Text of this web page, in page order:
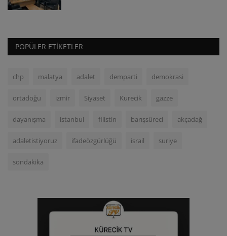
POPÜLER ETIKETLER
chp malatya adalet demparti demokrasi
ortadoğu izmir Siyaset Kurecik gazze
dayanışma istanbul filistin barışsüreci akçadağ
adaletistiyoruz ifadeözgürlüğü israil suriye
sondakika